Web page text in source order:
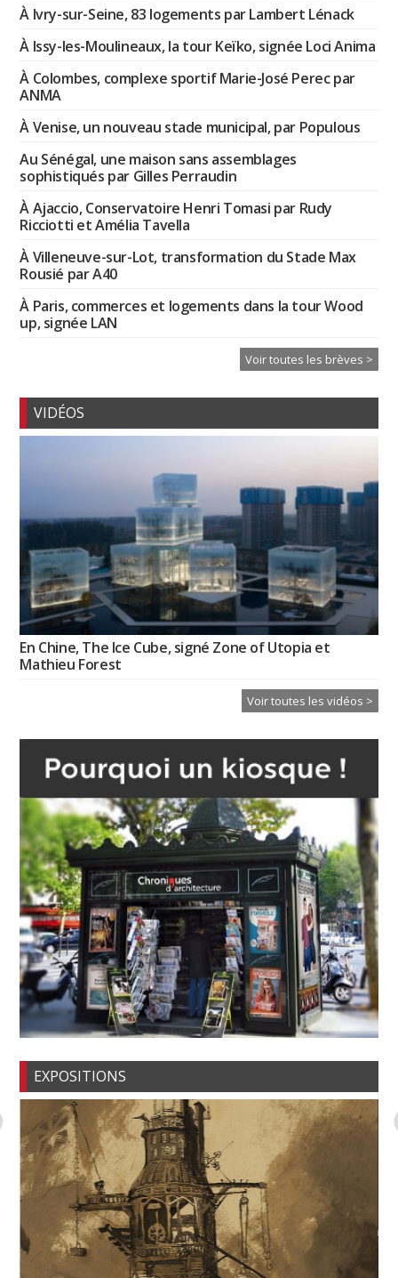
À Ivry-sur-Seine, 83 logements par Lambert Lénack
À Issy-les-Moulineaux, la tour Keïko, signée Loci Anima
À Colombes, complexe sportif Marie-José Perec par
ANMA
À Venise, un nouveau stade municipal, par Populous
Au Sénégal, une maison sans assemblages
sophistiqués par Gilles Perraudin
À Ajaccio, Conservatoire Henri Tomasi par Rudy
Ricciotti et Amélia Tavella
À Villeneuve-sur-Lot, transformation du Stade Max
Rousié par A40
À Paris, commerces et logements dans la tour Wood
up, signée LAN
Voir toutes les brèves >
VIDÉOS
En Chine, The Ice Cube, signé Zone of Utopia et
Mathieu Forest
Voir toutes les vidéos >
EXPOSITIONS